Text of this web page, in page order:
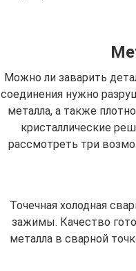
Можно ли заварить
соединения нужно
металла, а также
кристаллические
рассмотреть три
Точечная холодная
зажимы. Качество
металла в сварной